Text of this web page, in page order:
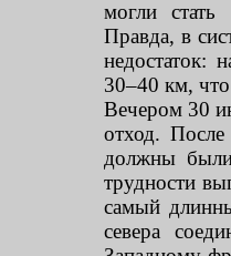
могли стать
Правда, в
недостаток:
30–40 км,
Вечером 30
отход.
должны
трудности
самый
севера